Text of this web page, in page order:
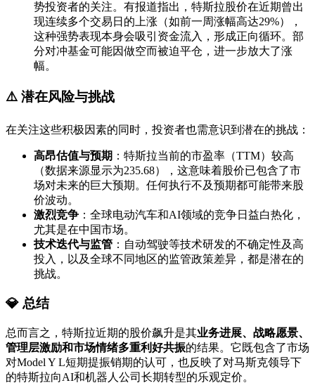
势投资者的关注。有报道指出，特斯拉股价在近期曾出
现连续多个交易日的上涨（如前一周涨幅高达29%），
这种强势表现本身会吸引资金流入，形成正向循环。部
分对冲基金可能因做空而被迫平仓，进一步放大了涨
幅。
⚠️ 潜在风险与挑战
在关注这些积极因素的同时，投资者也需意识到潜在的挑战：
​高昂估值与预期​ ​：特斯拉当前的市盈率（TTM）较高
（数据来源显示为235.68），这意味着股价已包含了市
场对未来的巨大预期。任何执行不及预期都可能带来股
价波动。
​激烈竞争​ ​：全球电动汽车和AI领域的竞争日益白热化，
尤其是在中国市场。
​技术迭代与监管​ ​：自动驾驶等技术研发的不确定性及高
投入，以及全球不同地区的监管政策差异，都是潜在的
挑战。
💎 总结
总而言之，特斯拉近期的股价飙升是其​​业务进展、战略愿景、
管理层激励和市场情绪多重利好共振​​的结果。它既包含了市场
对Model Y L短期提振销期的认可，也反映了对马斯克领导下
的特斯拉向AI和机器人公司长期转型的乐观定价。